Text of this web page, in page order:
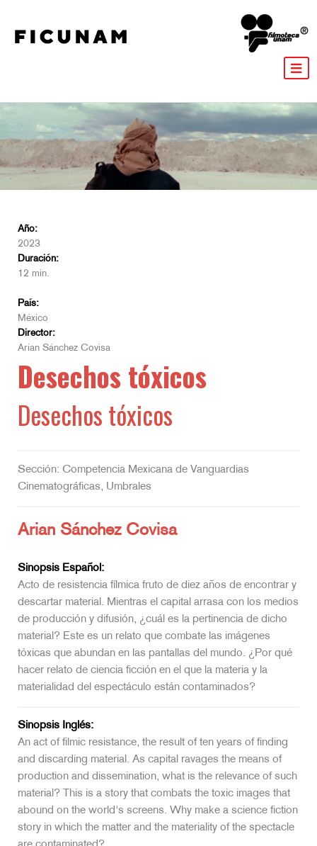
Año:
2023
Duración:
12 min.
País:
México
Director:
Arian Sánchez Covisa
Desechos tóxicos
Desechos tóxicos
Sección: Competencia Mexicana de Vanguardias
Cinematográficas, Umbrales
Arian Sánchez Covisa
Sinopsis Español:
Acto de resistencia fílmica fruto de diez años de encontrar y
descartar material. Mientras el capital arrasa con los medios
de producción y difusión, ¿cuál es la pertinencia de dicho
material? Este es un relato que combate las imágenes
tóxicas que abundan en las pantallas del mundo. ¿Por qué
hacer relato de ciencia ficción en el que la materia y la
materialidad del espectáculo están contaminados?
Sinopsis Inglés:
An act of filmic resistance, the result of ten years of finding
and discarding material. As capital ravages the means of
production and dissemination, what is the relevance of such
material? This is a story that combats the toxic images that
abound on the world's screens. Why make a science fiction
story in which the matter and the materiality of the spectacle